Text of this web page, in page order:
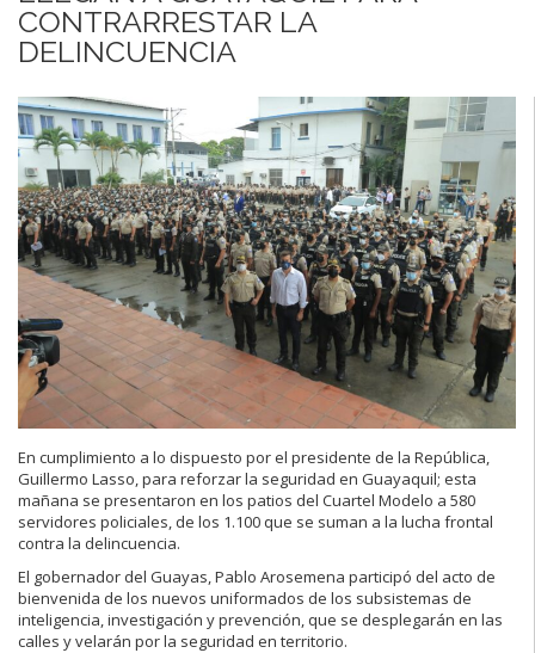
CONTRARRESTAR LA
DELINCUENCIA
En cumplimiento a lo dispuesto por el presidente de la República,
Guillermo Lasso, para reforzar la seguridad en Guayaquil; esta
mañana se presentaron en los patios del Cuartel Modelo a 580
servidores policiales, de los 1.100 que se suman a la lucha frontal
contra la delincuencia.
El gobernador del Guayas, Pablo Arosemena participó del acto de
bienvenida de los nuevos uniformados de los subsistemas de
inteligencia, investigación y prevención, que se desplegarán en las
calles y velarán por la seguridad en territorio.